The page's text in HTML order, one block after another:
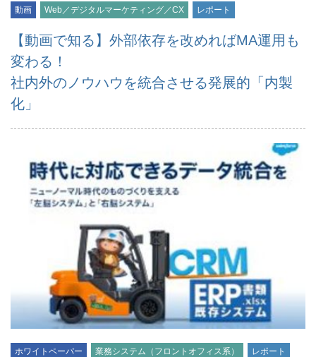
動画 Web／デジタルマーケティング／CX レポート
【動画で知る】外部依存を改めればMA運用も
変わる！
社内外のノウハウを統合させる発展的「内製
化」
ホワイトペーパー 業務システム（フロントオフィス系） レポート